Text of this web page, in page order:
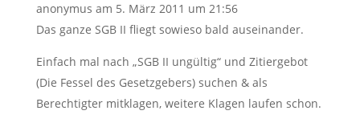
anonymus am 5. März 2011 um 21:56
Das ganze SGB II fliegt sowieso bald auseinander.
Einfach mal nach „SGB II ungültig“ und Zitiergebot
(Die Fessel des Gesetzgebers) suchen & als
Berechtigter mitklagen, weitere Klagen laufen schon.